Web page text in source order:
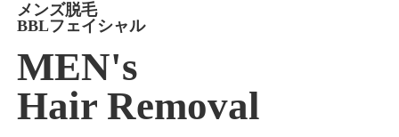
メンズ脱毛
BBLフェイシャル
MEN's
Hair Removal